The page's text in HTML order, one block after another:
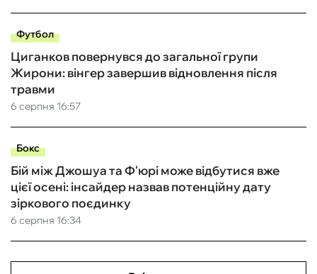
Футбол
6 серпня 16:57
Циганков повернувся до загальної групи
Жирони: вінгер завершив відновлення після
травми
Бокс
6 серпня 16:34
Бій між Джошуа та Ф'юрі може відбутися вже
цієї осені: інсайдер назвав потенційну дату
зіркового поєдинку